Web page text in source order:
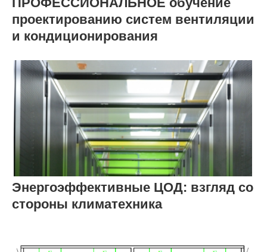
проектированию систем вентиляции
и кондиционирования
Энергоэффективные ЦОД: взгляд со
стороны климатехника